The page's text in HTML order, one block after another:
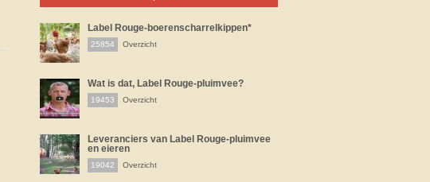
Label Rouge-boerenscharrelkippen*
25854 Overzicht
Wat is dat, Label Rouge-pluimvee?
19453 Overzicht
Leveranciers van Label Rouge-pluimvee
en eieren
19042 Overzicht